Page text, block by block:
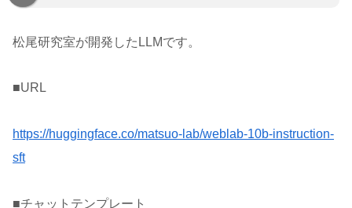
松尾研究室が開発したLLMです。
■URL
https://huggingface.co/matsuo-lab/weblab-10b-instruction-
sft
■チャットテンプレート